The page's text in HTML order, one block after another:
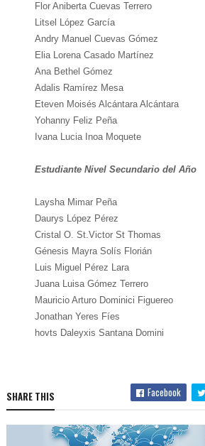
Flor Aniberta Cuevas Terrero
Litsel López García
Andry Manuel Cuevas Gómez
Elia Lorena Casado Martínez
Ana Bethel Gómez
Adalis Ramírez Mesa
Eteven Moisés Alcántara Alcántara
Yohanny Feliz Peña
Ivana Lucia Inoa Moquete
Estudiante Nivel Secundario del Año
Laysha Mimar Peña
Daurys López Pérez
Cristal O. St.Victor St Thomas
Génesis Mayra Solís Florián
Luis Miguel Pérez Lara
Juana Luisa Gómez Terrero
Mauricio Arturo Dominici Figuereo
Jonathan Yeres Fíes
hovts Daleyxis Santana Domini
SHARE THIS Facebook